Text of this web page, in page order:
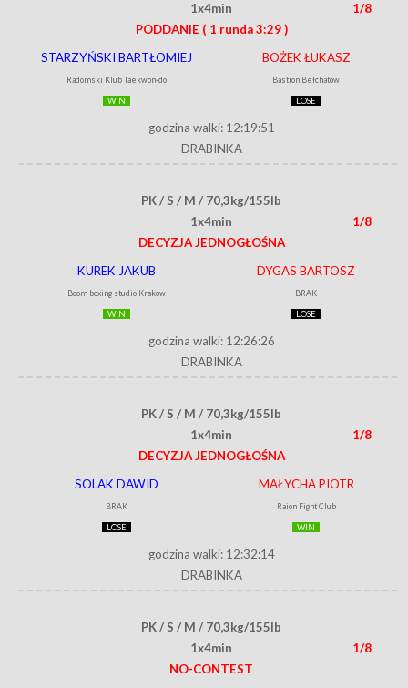
1x4min
1/8
PODDANIE ( 1 runda 3:29 )
STARZYŃSKI BARTŁOMIEJ
Radomski Klub Taekwon-do
WIN
BOŻEK ŁUKASZ
Bastion Bełchatów
LOSE
godzina walki: 12:19:51
DRABINKA
PK / S / M / 70,3kg/155lb
1x4min
1/8
DECYZJA JEDNOGŁOŚNA
KUREK JAKUB
Boom boxing studio Kraków
WIN
DYGAS BARTOSZ
BRAK
LOSE
godzina walki: 12:26:26
DRABINKA
PK / S / M / 70,3kg/155lb
1x4min
1/8
DECYZJA JEDNOGŁOŚNA
SOLAK DAWID
BRAK
LOSE
MAŁYCHA PIOTR
Raion Fight Club
WIN
godzina walki: 12:32:14
DRABINKA
PK / S / M / 70,3kg/155lb
1x4min
1/8
NO-CONTEST